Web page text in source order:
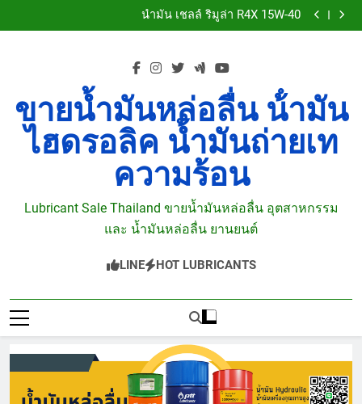
to
น้ำมัน เชลล์ ริมูล่า R4X 15W-40
ขายน้ำมันเกียร์ ซูเปอร์เกียร์ GL 5 90 85W-140
น้ำมัน เชลล์ ริมูล่า R4X 15W-40
ขายน้ำมันเกียร์ ซูเปอร์เกียร์ GL 5 90 85W-140
ขายน้ำมันเกียร์บางจาก
ขายน้ำมันหล่อลื่น น้ํามัน
ไฮดรอลิค น้ำมันถ่ายเท
ความร้อน
Lubricant Sale Thailand ขายน้ำมันหล่อลื่น อุตสาหกรรม
และ น้ำมันหล่อลื่น ยานยนต์
LINE HOT LUBRICANTS